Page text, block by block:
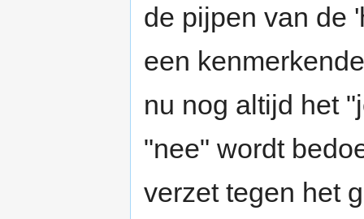
de pijpen van de
een
nu nog altijd het
"nee" wordt
verzet tegen het